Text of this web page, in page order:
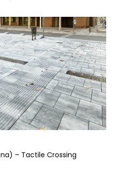
– Tactile Crossing